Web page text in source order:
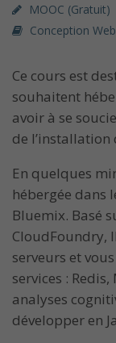
MOOC (gratuit)
Conception
Ce cours est
souhaitent
avoir à se
de
En quelques
hébergée dans
Bluemix. Basé
CloudFoundry,
serveurs et
services :
analyses
développer en